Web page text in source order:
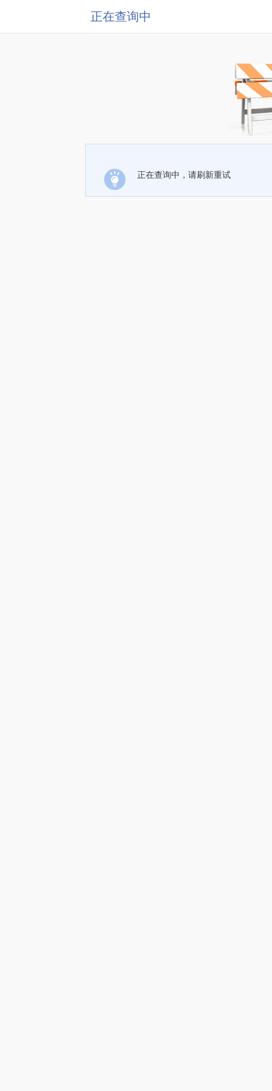
正在查询中
正在查询中，请刷新重试